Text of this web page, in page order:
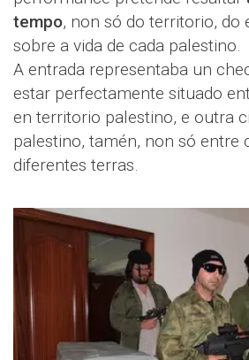
tempo, non só do territorio, do
sobre a vida de cada palestino.
A entrada representaba un
estar perfectamente situado
en territorio palestino, e outra
palestino, tamén, non só entre
diferentes terras.